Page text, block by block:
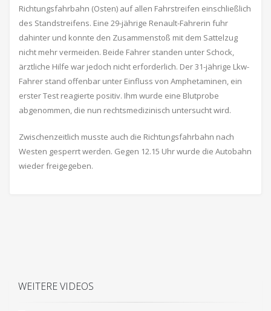
Richtungsfahrbahn (Osten) auf allen Fahrstreifen einschließlich
des Standstreifens. Eine 29-jährige Renault-Fahrerin fuhr
dahinter und konnte den Zusammenstoß mit dem Sattelzug
nicht mehr vermeiden. Beide Fahrer standen unter Schock,
ärztliche Hilfe war jedoch nicht erforderlich. Der 31-jährige Lkw-
Fahrer stand offenbar unter Einfluss von Amphetaminen, ein
erster Test reagierte positiv. Ihm wurde eine Blutprobe
abgenommen, die nun rechtsmedizinisch untersucht wird.
Zwischenzeitlich musste auch die Richtungsfahrbahn nach
Westen gesperrt werden. Gegen 12.15 Uhr wurde die Autobahn
wieder freigegeben.
WEITERE VIDEOS